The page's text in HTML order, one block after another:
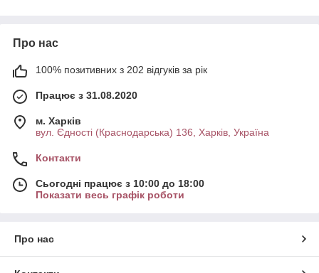
Про нас
100% позитивних з 202 відгуків за рік
Працює з 31.08.2020
м. Харків
вул. Єдності (Краснодарська) 136, Харків, Україна
Контакти
Сьогодні працює з 10:00 до 18:00
Показати весь графік роботи
Про нас